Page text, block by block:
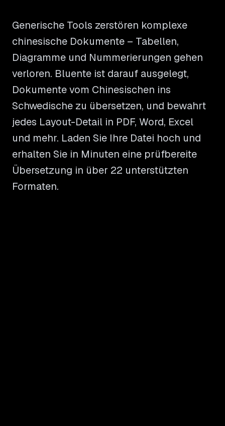
Generische Tools zerstören komplexe
chinesische Dokumente – Tabellen,
Diagramme und Nummerierungen gehen
verloren. Bluente ist darauf ausgelegt,
Dokumente vom Chinesischen ins
Schwedische zu übersetzen, und bewahrt
jedes Layout-Detail in PDF, Word, Excel
und mehr. Laden Sie Ihre Datei hoch und
erhalten Sie in Minuten eine prüfbereite
Übersetzung in über 22 unterstützten
Formaten.